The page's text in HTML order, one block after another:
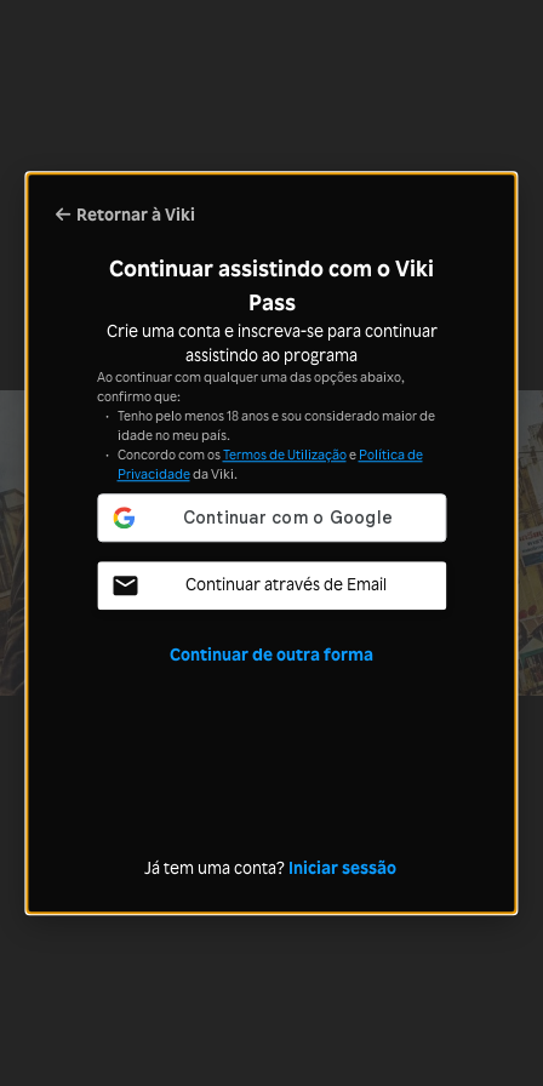
Retornar à Viki
Continuar assistindo com o Viki
Pass
Crie uma conta e inscreva-se para continuar
assistindo ao programa
Ao continuar com qualquer uma das opções abaixo,
confirmo que:
Tenho pelo menos 18 anos e sou considerado maior de
idade no meu país.
Concordo com osTermos de Utilizaçãoe Política de
Privacidadeda Viki.
Continuar através de Email
Continuar de outra forma
Já tem uma conta? Iniciar sessão